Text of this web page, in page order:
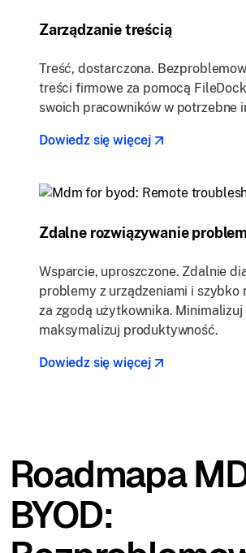
Zarządzanie treścią
Treść, dostarczona.
treści firmowe za pomocą
swoich pracowników w potrzebne
Dowiedz się więcej
Zdalne rozwiązywanie
Wsparcie, uproszczone. Zdalnie
problemy z urządzeniami i szybko
za zgodą użytkownika. Minimalizuj
maksymalizuj produktywność.
Dowiedz się więcej
Roadmapa
BYOD: